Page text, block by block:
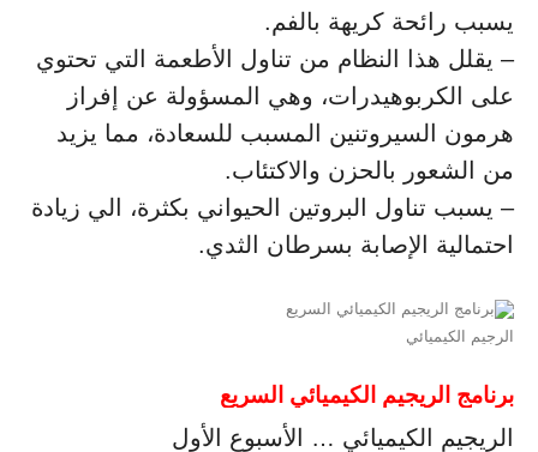
يسبب رائحة كريهة بالفم.
– يقلل هذا النظام من تناول الأطعمة التي تحتوي
على الكربوهيدرات، وهي المسؤولة عن إفراز
هرمون السيروتنين المسبب للسعادة، مما يزيد
من الشعور بالحزن والاكتئاب.
– يسبب تناول البروتين الحيواني بكثرة، الي زيادة
احتمالية الإصابة بسرطان الثدي.
الرجيم الكيميائي
برنامج الريجيم الكيميائي السريع
الريجيم الكيميائي … الأسبوع الأول